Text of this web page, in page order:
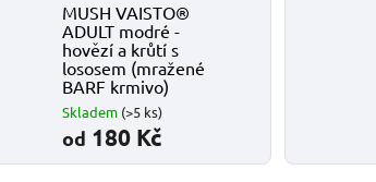
MUSH VAISTO®
ADULT modré -
hovězí a krůtí s
lososem (mražené
BARF krmivo)
Skladem (>5 ks)
od 180 Kč